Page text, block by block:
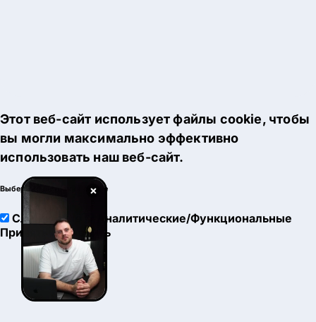
×
Этот веб-сайт использует файлы cookie, чтобы
вы могли максимально эффективно
использовать наш веб-сайт.
Выберите настройки cookie
Служебные
Аналитические/Функциональные
Принять
Настроить